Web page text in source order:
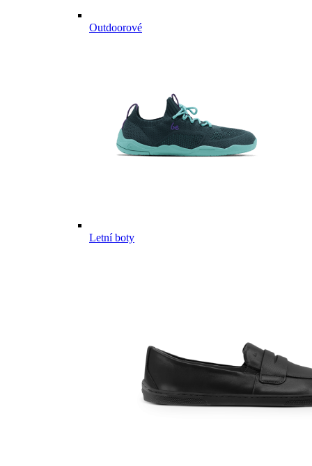
Outdoorové
Letní boty